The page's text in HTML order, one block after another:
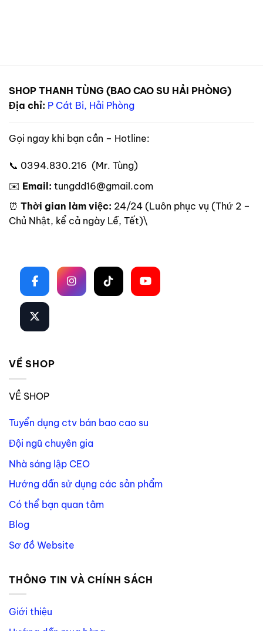
SHOP THANH TÙNG (BAO CAO SU HẢI PHÒNG)
Địa chỉ: P Cát Bi, Hải Phòng
Gọi ngay khi bạn cần – Hotline:
📞 0394.830.216 (Mr. Tùng)
✉️ Email: tungdd16@gmail.com
⏰ Thời gian làm việc: 24/24 (Luôn phục vụ (Thứ 2 –
Chủ Nhật, kể cả ngày Lễ, Tết)\
VỀ SHOP
VỀ SHOP
Tuyển dụng ctv bán bao cao su
Đội ngũ chuyên gia
Nhà sáng lập CEO
Hướng dẫn sử dụng các sản phẩm
Có thể bạn quan tâm
Blog
Sơ đồ Website
THÔNG TIN VÀ CHÍNH SÁCH
Giới thiệu